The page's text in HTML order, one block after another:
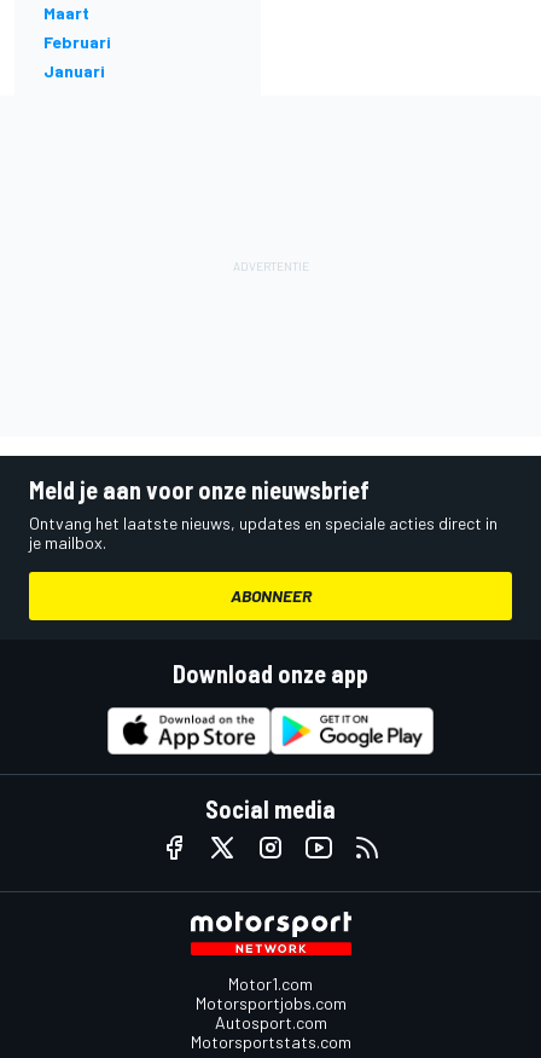
Maart
Februari
Januari
Meld je aan voor onze nieuwsbrief
Ontvang het laatste nieuws, updates en speciale acties direct in
je mailbox.
ABONNEER
Download onze app
Social media
Motor1.com
Motorsportjobs.com
Autosport.com
Motorsportstats.com